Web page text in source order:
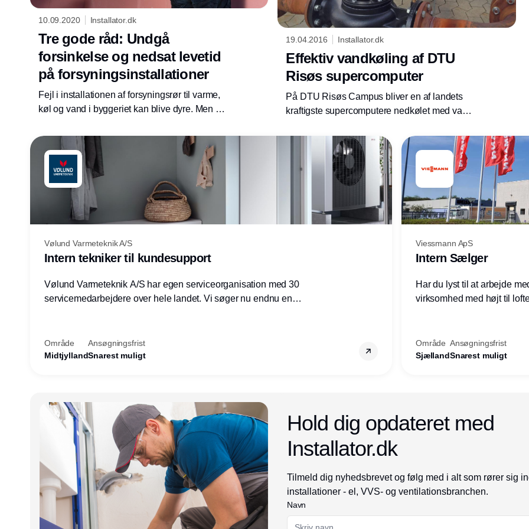
10.09.2020 Installator.dk
Tre gode råd: Undgå
forsinkelse og nedsat levetid
på forsyningsinstallationer
Fejl i installationen af forsyningsrør til varme,
køl og vand i byggeriet kan blive dyre. Men de
levetiden på forsyningsinstallationer, kan
undgås ved at følge tre tommelfingerregler.
19.04.2016 Installator.dk
Effektiv vandkøling af DTU
Risøs supercomputer
På DTU Risøs Campus bliver en af landets
kraftigste supercomputere nedkølet med vand
nøjagtigt.
Vølund Varmeteknik A/S
Intern tekniker til kundesupport
Vølund Varmeteknik A/S har egen serviceorganisation med 30
servicemedarbejdere over hele landet. Vi søger nu endnu en
Område
Midtjylland
Ansøgningsfrist
Snarest muligt
Viessmann ApS
Intern Sælger
Har du lyst til at arbejde
virksomhed med højt til
Område
Sjælland
Ansøgningsfrist
Snarest muligt
Hold dig opdateret med
Installator.dk
Tilmeld dig nyhedsbrevet og følg med i alt som rører sig
installationer - el, VVS- og ventilationsbranchen.
Navn